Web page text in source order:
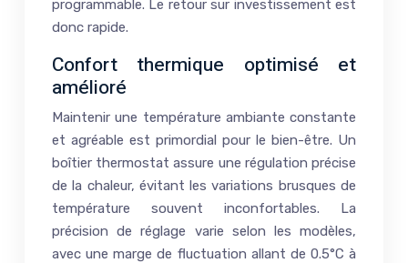
programmable. Le retour sur investissement est
donc rapide.
Confort thermique optimisé et
amélioré
Maintenir une température ambiante constante
et agréable est primordial pour le bien-être. Un
boîtier thermostat assure une régulation précise
de la chaleur, évitant les variations brusques de
température souvent inconfortables. La
précision de réglage varie selon les modèles,
avec une marge de fluctuation allant de 0.5°C à